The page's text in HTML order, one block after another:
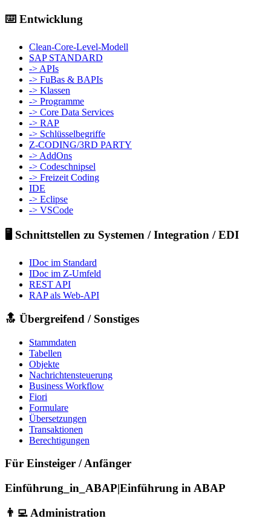
⌨️ Entwicklung
Clean-Core-Level-Modell
SAP STANDARD
-> APIs
-> FuBas & BAPIs
-> Klassen
-> Programme
-> Core Data Services
-> RAP
-> Schlüsselbegriffe
Z-CODING/3RD PARTY
-> AddOns
-> Codeschnipsel
-> Freizeit Coding
IDE
-> Eclipse
-> VSCode
🖥️ Schnittstellen zu Systemen / Integration / EDI
IDoc im Standard
IDoc im Z-Umfeld
REST API
RAP als Web-API
🔝 Übergreifend / Sonstiges
Stammdaten
Tabellen
Objekte
Nachrichtensteuerung
Business Workflow
Fiori
Formulare
Übersetzungen
Transaktionen
Berechtigungen
Für Einsteiger / Anfänger
Einführung_in_ABAP|Einführung in ABAP
👨‍💻 Administration